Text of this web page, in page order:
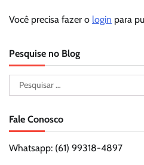
Você precisa fazer o login para
Pesquise no Blog
Pesquisar
por:
Fale Conosco
Whatsapp: (61) 99318-4897